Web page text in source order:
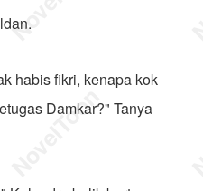
habis fikri, kenapa kok
Damkar?" Tanya